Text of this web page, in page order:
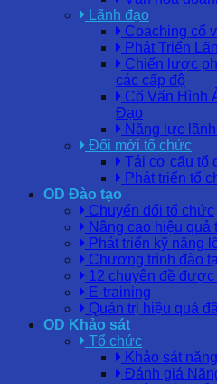
Lãnh đạo
Coaching cố
Phát Triển
Chiến lược
các cấp độ
Cố Vấn Hình
Đạo
Năng lực
Đổi mới tổ chức
Tái cơ cấu tổ
Phát triển tổ
OD Đào tạo
Chuyển đổi tổ chức
Nâng cao hiệu quả
Phát triển kỹ năng
Chương trình đào
12 chuyên đề
E-training
Quản trị hiệu quả
OD Khảo sát
Tổ chức
Khảo sát
Đánh giá